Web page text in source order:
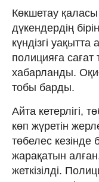
Көкшетау
дүкендердің
күндізгі
полицияға сағат
хабарланды.
тобы барды.
Айта кетерлігі,
көп жүретін
төбелес
жарақатын
жеткізілді.